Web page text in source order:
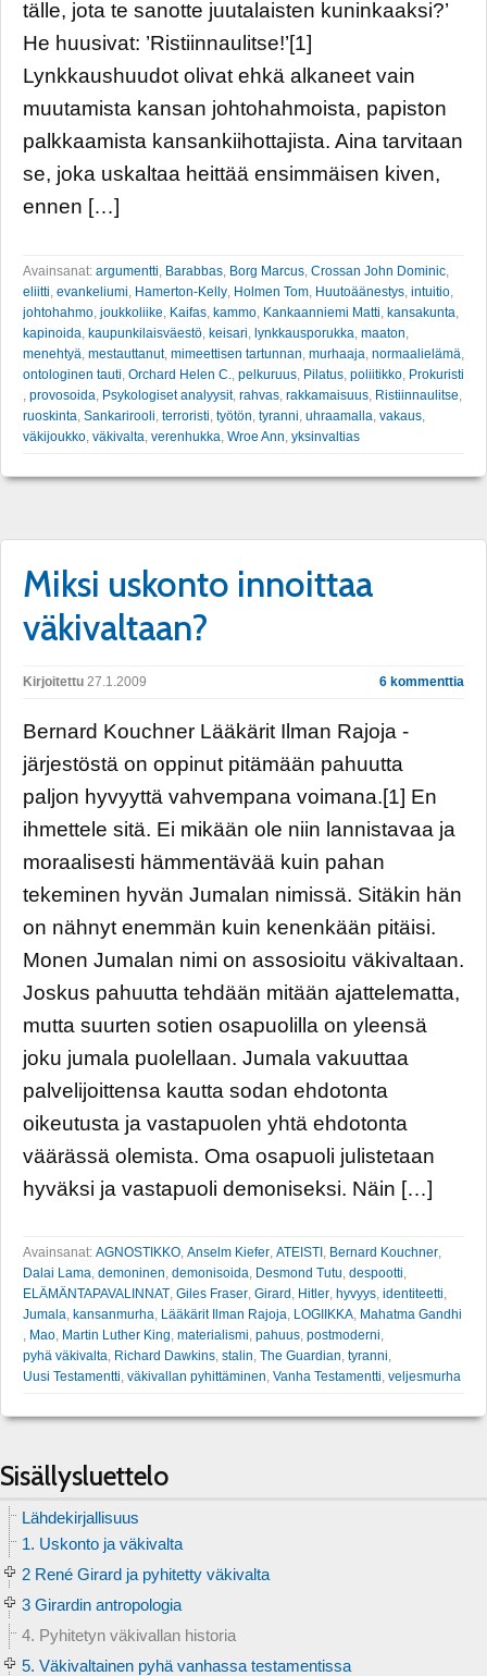
tälle, jota te sanotte juutalaisten kuninkaaksi?’
He huusivat: ’Ristiinnaulitse!’[1]
Lynkkaushuudot olivat ehkä alkaneet vain
muutamista kansan johtohahmoista, papiston
palkkaamista kansankiihottajista. Aina tarvitaan
se, joka uskaltaa heittää ensimmäisen kiven,
ennen […]
Avainsanat: argumentti Barabbas Borg Marcus Crossan John Dominic
eliitti evankeliumi Hamerton-Kelly Holmen Tom Huutoäänestys intuitio
johtohahmo joukkoliike Kaifas kammo Kankaanniemi Matti kansakunta
kapinoida kaupunkilaisväestö keisari lynkkausporukka maaton
menehtyä mestauttanut, mimeettisen tartunnan murhaaja normaalielämä
ontologinen tauti Orchard Helen C. pelkuruus Pilatus poliitikko Prokuristi
provosoida Psykologiset analyysit, rahvas rakkamaisuus Ristiinnaulitse
ruoskinta Sankarirooli terroristi työtön tyranni uhraamalla vakaus
väkijoukko väkivalta verenhukka Wroe Ann yksinvaltias
Miksi uskonto innoittaa
väkivaltaan?
Kirjoitettu 27.1.2009 6 kommenttia
Bernard Kouchner Lääkärit Ilman Rajoja -
järjestöstä on oppinut pitämään pahuutta
paljon hyvyyttä vahvempana voimana.[1] En
ihmettele sitä. Ei mikään ole niin lannistavaa ja
moraalisesti hämmentävää kuin pahan
tekeminen hyvän Jumalan nimissä. Sitäkin hän
on nähnyt enemmän kuin kenenkään pitäisi.
Monen Jumalan nimi on assosioitu väkivaltaan.
Joskus pahuutta tehdään mitään ajattelematta,
mutta suurten sotien osapuolilla on yleensä
joku jumala puolellaan. Jumala vakuuttaa
palvelijoittensa kautta sodan ehdotonta
oikeutusta ja vastapuolen yhtä ehdotonta
väärässä olemista. Oma osapuoli julistetaan
hyväksi ja vastapuoli demoniseksi. Näin […]
Avainsanat: AGNOSTIKKO, Anselm Kiefer, ATEISTI , Bernard Kouchner,
Dalai Lama, demoninen, demonisoida, Desmond Tutu, despootti,
ELÄMÄNTAPAVALINNAT, Giles Fraser, Girard , Hitler, hyvyys, identiteetti,
Jumala, kansanmurha, Lääkärit Ilman Rajoja, LOGIIKKA, Mahatma Gandhi
, Mao, Martin Luther King, materialismi, pahuus, postmoderni,
pyhä väkivalta, Richard Dawkins, stalin, The Guardian, tyranni,
Uusi Testamentti, väkivallan pyhittäminen, Vanha Testamentti, veljesmurha
Sisällysluettelo
Lähdekirjallisuus
1. Uskonto ja väkivalta
2 René Girard ja pyhitetty väkivalta
3 Girardin antropologia
4. Pyhitetyn väkivallan historia
5. Väkivaltainen pyhä vanhassa testamentissa